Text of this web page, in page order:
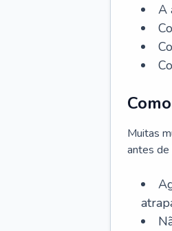
A
Muitas
antes de